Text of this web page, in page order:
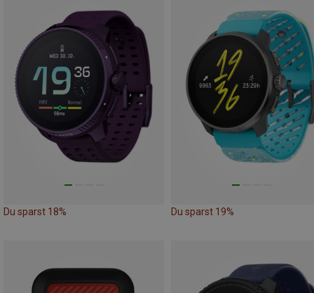
Du sparst 18% Du sparst 19%